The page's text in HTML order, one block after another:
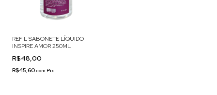
REFIL SABONETE LÍQUIDO
INSPIRE AMOR 250ML
R$48,00
R$45,60 com Pix